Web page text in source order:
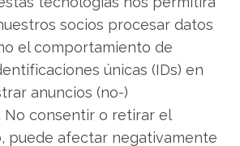
socios procesar datos
el comportamiento de
únicas (IDs) en
anuncios (no-)
No consentir o retirar el
puede afectar negativamente
un avance sólido hacia las
o vender? El nuevo Análisis
de agosto tiene la respuesta:
de Ocugen son